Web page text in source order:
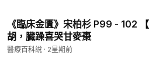
《臨床金匱》宋柏杉 P99 - 102
胡，臓躁喜哭甘麥棗
醫療百科說 · 2星期前